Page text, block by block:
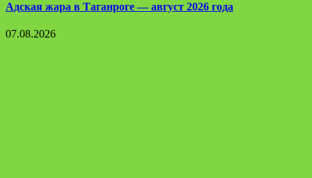
Адская жара в Таганроге — август 2026 года
07.08.2026